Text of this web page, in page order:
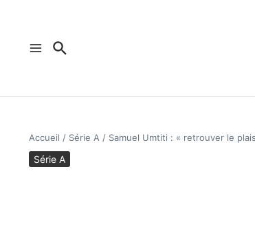
Accueil / Série A / Samuel Umtiti : « retrouver le
Série A